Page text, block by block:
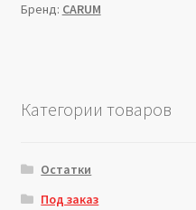
Бренд: CARUM
Категории товаров
Остатки
Под заказ